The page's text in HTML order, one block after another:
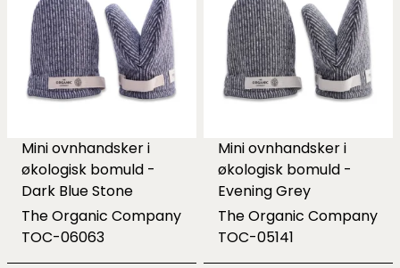
Mini ovnhandsker i
økologisk bomuld -
Dark Blue Stone
The Organic Company
TOC-06063
Mini ovnhandsker i
økologisk bomuld -
Evening Grey
The Organic Company
TOC-05141